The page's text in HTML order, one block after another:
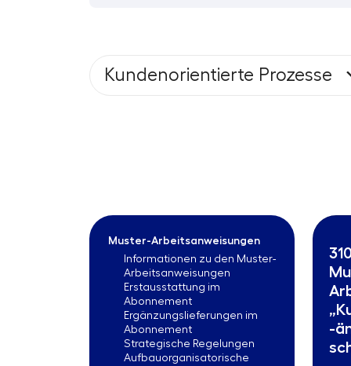
Kundenorientierte Prozesse
Muster-Arbeitsanweisungen
Informationen zu den Muster-
Arbeitsanweisungen
Erstausstattung im
Abonnement
Ergänzungslieferungen im
Abonnement
Strategische Regelungen
Aufbauorganisatorische
-